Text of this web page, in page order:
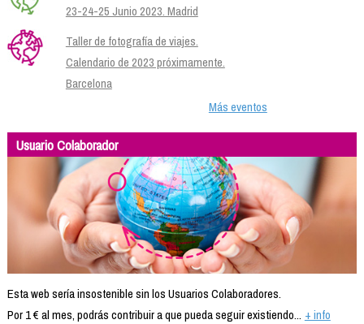
23-24-25 Junio 2023. Madrid
Taller de fotografía de viajes.
Calendario de 2023 próximamente.
Barcelona
Más eventos
Usuario Colaborador
Esta web sería insostenible sin los Usuarios Colaboradores.
Por 1 € al mes, podrás contribuir a que pueda seguir existiendo... + info